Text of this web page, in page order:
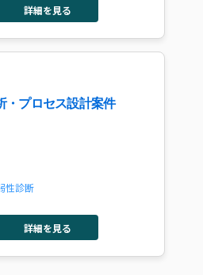
詳細を見る
・プロセス設計案件
性診断
詳細を見る